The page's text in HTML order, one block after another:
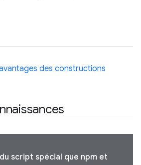
des constructions
script spécial que npm et